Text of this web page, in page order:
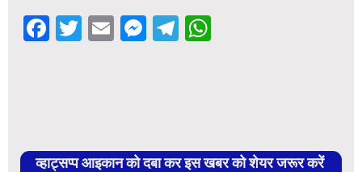
Facebook
Twitter
EmailMessenger
Telegram
व्हाट्सप्प आइकान को दबा कर इस खबर को शेयर जरूर करें